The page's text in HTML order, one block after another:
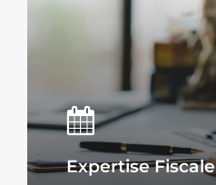
Expertise Fiscale